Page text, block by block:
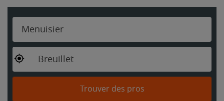
Menuisier
Breuillet
Trouver des pros